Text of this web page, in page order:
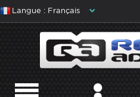
Langue : Français